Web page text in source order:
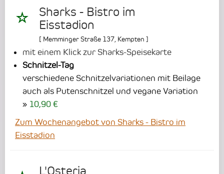
Sharks - Bistro im
Eisstadion
[ Memminger Straße 137 Kempten ]
mit einem Klick zur Sharks-Speisekarte
Schnitzel-Tag
verschiedene Schnitzelvariationen mit Beilage
auch als Putenschnitzel und vegane Variation
10,90 €
Zum Wochenangebot von Sharks - Bistro im
Eisstadion
L'Osteria